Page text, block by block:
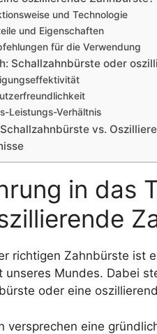
und Technologie
und Eigenschaften
für die Verwendung
Schallzahnbürste oder
Leistungs-Verhältnis
vs.
in das
richtigen Zahnbürste ist
unseres Mundes. Dabei
oder eine
versprechen eine